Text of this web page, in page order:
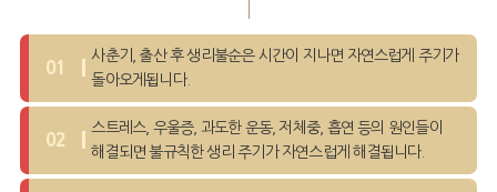
사춘기, 출산 후 생리불순은 시간이 지나면 자연스럽게 주기가
돌아오게됩니다.
스트레스, 우울증, 과도한 운동, 저체중, 흡연 등의 원인들이
해결되면 불규칙한 생리 주기가 자연스럽게 해결됩니다.